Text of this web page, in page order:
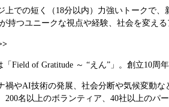
上での短く（18分以内）力強いトークで
持つユニークな視点や経験、社会を変え
Field of Gratitude ～ “えん”」。創立10周
禍やAI技術の発展、社会分断や気候変動
200名以上のボランティア、40社以上のパ